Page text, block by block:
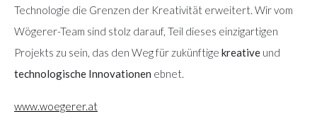
Technologie die Grenzen der Kreativität erweitert. Wir vom
Wögerer-Team sind stolz darauf, Teil dieses einzigartigen
Projekts zu sein, das den Weg für zukünftige kreative und
technologische Innovationen ebnet.
www.woegerer.at